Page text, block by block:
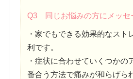
Q3 同じお悩みの方にメッセ
・家でもできる効果的なス
利です。
・症状に合わせていくつか
番合う方法で痛みが和らげら